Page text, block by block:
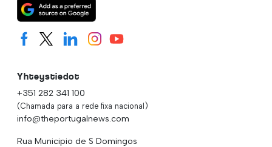
Yhteystiedot
+351 282 341 100
(Chamada para a rede fixa nacional)
info@theportugalnews.com
Rua Municipio de S Domingos